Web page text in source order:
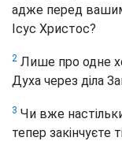
адже перед
Ісус Христос?
2 Лише про одне
Духа через діла
3 Чи вже
тепер закінчуєте